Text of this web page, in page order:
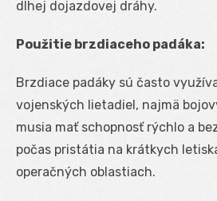
dlhej dojazdovej dráhy.
Použitie brzdiaceho padáka:
Brzdiace padáky sú často
vojenských lietadiel, najmä
musia mať schopnosť rýchlo a
počas pristátia na krátkych
operačných oblastiach.